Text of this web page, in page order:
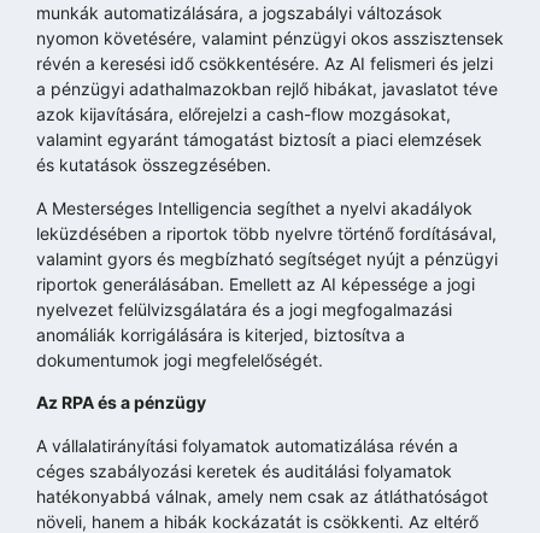
munkák automatizálására, a jogszabályi változások
nyomon követésére, valamint pénzügyi okos asszisztensek
révén a keresési idő csökkentésére. Az AI felismeri és jelzi
a pénzügyi adathalmazokban rejlő hibákat, javaslatot téve
azok kijavítására, előrejelzi a cash-flow mozgásokat,
valamint egyaránt támogatást biztosít a piaci elemzések
és kutatások összegzésében.
A Mesterséges Intelligencia segíthet a nyelvi akadályok
leküzdésében a riportok több nyelvre történő fordításával,
valamint gyors és megbízható segítséget nyújt a pénzügyi
riportok generálásában. Emellett az AI képessége a jogi
nyelvezet felülvizsgálatára és a jogi megfogalmazási
anomáliák korrigálására is kiterjed, biztosítva a
dokumentumok jogi megfelelőségét.
Az RPA és a pénzügy
A vállalatirányítási folyamatok automatizálása révén a
céges szabályozási keretek és auditálási folyamatok
hatékonyabbá válnak, amely nem csak az átláthatóságot
növeli, hanem a hibák kockázatát is csökkenti. Az eltérő